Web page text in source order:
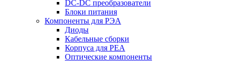
DC-DC преобразователи
Блоки питания
Компоненты для РЭА
Диоды
Кабельные сборки
Корпуса для РЕА
Оптические компоненты